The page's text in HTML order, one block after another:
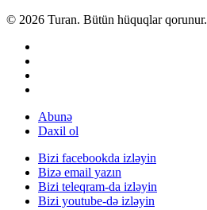
© 2026 Turan. Bütün hüquqlar qorunur.
Abunə
Daxil ol
Bizi facebookda izləyin
Bizə email yazın
Bizi teleqram-da izləyin
Bizi youtube-də izləyin